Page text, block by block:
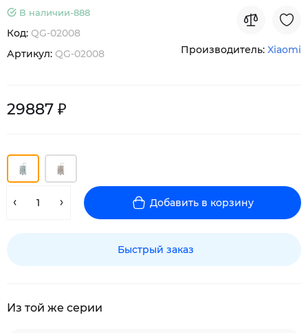
В наличии-888
Код: QG-02008
Артикул: QG-02008 Производитель: Xiaomi
29887 ₽
Добавить в корзину
Быстрый заказ
Из той же серии